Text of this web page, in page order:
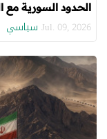
الحدود السورية مع
Jul. 09, 2026 سياسي